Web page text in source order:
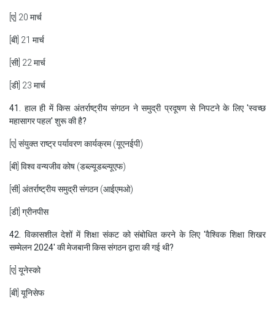
[ए] 20 मार्च
[बी] 21 मार्च
[सी] 22 मार्च
[डी] 23 मार्च
41. हाल ही में किस अंतर्राष्ट्रीय संगठन ने समुद्री प्रदूषण से निपटने के लिए 'स्वच्छ
महासागर पहल' शुरू की है?
[ए] संयुक्त राष्ट्र पर्यावरण कार्यक्रम (यूएनईपी)
[बी] विश्व वन्यजीव कोष (डब्ल्यूडब्ल्यूएफ)
[सी] अंतर्राष्ट्रीय समुद्री संगठन (आईएमओ)
[डी] ग्रीनपीस
42. विकासशील देशों में शिक्षा संकट को संबोधित करने के लिए 'वैश्विक शिक्षा शिखर
सम्मेलन 2024' की मेजबानी किस संगठन द्वारा की गई थी?
[ए] यूनेस्को
[बी] यूनिसेफ